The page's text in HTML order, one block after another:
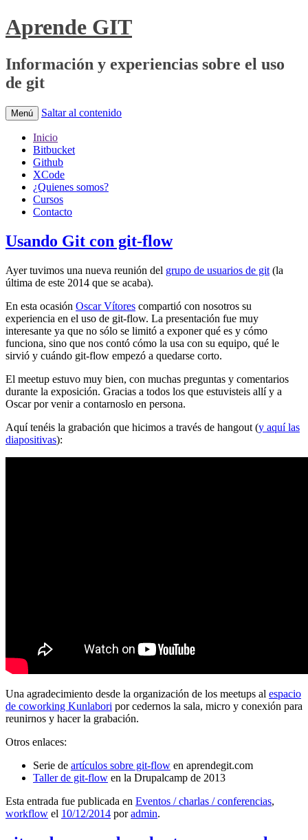
Aprende GIT
Información y experiencias sobre el uso
de git
Menú Saltar al contenido
Inicio
Bitbucket
Github
XCode
¿Quienes somos?
Cursos
Contacto
Usando Git con git-flow
Ayer tuvimos una nueva reunión del grupo de usuarios de git (la
última de este 2014 que se acaba).
En esta ocasión Oscar Vítores compartió con nosotros su
experiencia en el uso de git-flow. La presentación fue muy
interesante ya que no sólo se limitó a exponer qué es y cómo
funciona, sino que nos contó cómo la usa con su equipo, qué le
sirvió y cuándo git-flow empezó a quedarse corto.
El meetup estuvo muy bien, con muchas preguntas y comentarios
durante la exposición. Gracias a todos los que estuvisteis allí y a
Oscar por venir a contarnoslo en persona.
Aquí tenéis la grabación que hicimos a través de hangout (y aquí las
diapositivas):
Una agradecimiento desde la organización de los meetups al espacio
de coworking Kunlabori por cedernos la sala, micro y conexión para
reunirnos y hacer la grabación.
Otros enlaces:
Serie de artículos sobre git-flow en aprendegit.com
Taller de git-flow en la Drupalcamp de 2013
Esta entrada fue publicada en Eventos / charlas / conferencias,
workflow el 10/12/2014 poradmin.